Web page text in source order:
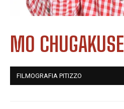
MO CHUGAKUSEI
FILMOGRAFIA PITIZZO